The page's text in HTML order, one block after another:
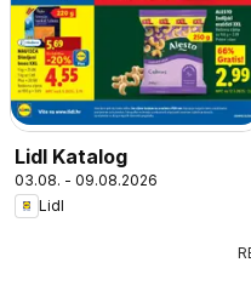
Lidl Katalog
03.08. - 09.08.2026
Lidl